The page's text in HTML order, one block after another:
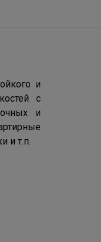
и
с
и
и т.п.